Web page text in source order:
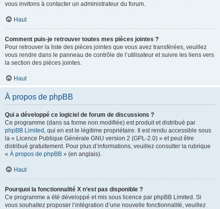
vous invitons à contacter un administrateur du forum.
Haut
Comment puis-je retrouver toutes mes pièces jointes ?
Pour retrouver la liste des pièces jointes que vous avez transférées, veuillez
vous rendre dans le panneau de contrôle de l’utilisateur et suivre les liens vers
la section des pièces jointes.
Haut
À propos de phpBB
Qui a développé ce logiciel de forum de discussions ?
Ce programme (dans sa forme non modifiée) est produit et distribué par
phpBB Limited , qui en est le légitime propriétaire. Il est rendu accessible sous
la « Licence Publique Générale GNU version 2 (GPL-2.0) » et peut être
distribué gratuitement. Pour plus d’informations, veuillez consulter la rubrique
« À propos de phpBB » (en anglais).
Haut
Pourquoi la fonctionnalité X n’est pas disponible ?
Ce programme a été développé et mis sous licence par phpBB Limited. Si
vous souhaitez proposer l’intégration d’une nouvelle fonctionnalité, veuillez